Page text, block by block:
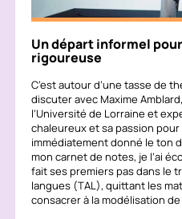
Un départ informel
rigoureuse
C’est autour d’une tasse de
discuter avec Maxime
l’Université de Lorraine et
chaleureux et sa passion
immédiatement donné le ton
mon carnet de notes, je l’ai
fait ses premiers pas dans le
langues (TAL), quittant les
consacrer à la modélisation